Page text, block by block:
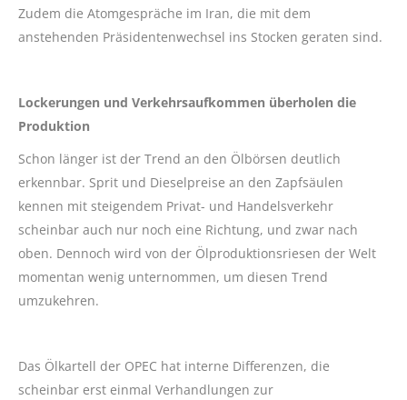
Zudem die Atomgespräche im Iran, die mit dem
anstehenden Präsidentenwechsel ins Stocken geraten sind.
Lockerungen und Verkehrsaufkommen überholen die
Produktion
Schon länger ist der Trend an den Ölbörsen deutlich
erkennbar. Sprit und Dieselpreise an den Zapfsäulen
kennen mit steigendem Privat- und Handelsverkehr
scheinbar auch nur noch eine Richtung, und zwar nach
oben. Dennoch wird von der Ölproduktionsriesen der Welt
momentan wenig unternommen, um diesen Trend
umzukehren.
Das Ölkartell der OPEC hat interne Differenzen, die
scheinbar erst einmal Verhandlungen zur